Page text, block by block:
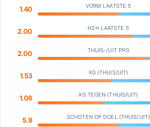
1.40 VORM LAATSTE 5
2.00 H2H LAATSTE 5
2.00 THUIS-/UIT PPG
1.53 XG (THUIS/UIT)
1.06 XG TEGEN (THUIS/UIT)
5.9 SCHOTEN OP DOEL (THUIS/UIT)